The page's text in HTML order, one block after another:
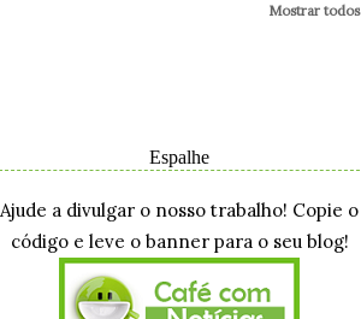
Mostrar todos
Espalhe
Ajude a divulgar o nosso trabalho! Copie o
código e leve o banner para o seu blog!